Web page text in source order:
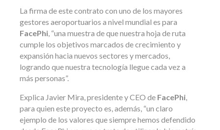
La firma de este contrato con uno de los mayores
gestores aeroportuarios a nivel mundial es para
FacePhi , “una muestra de que nuestra hoja de ruta
cumple los objetivos marcados de crecimiento y
expansión hacia nuevos sectores y mercados,
logrando que nuestra tecnología llegue cada vez a
más personas”.
Explica Javier Mira, presidente y CEO de FacePhi
para quien este proyecto es, además, “un claro
ejemplo de los valores que siempre hemos defendido